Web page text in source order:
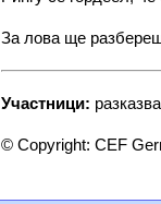
За лова ще
Участници:
© Copyright: CEF